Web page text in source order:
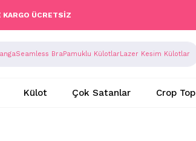
ÜCRETSİZ
Seamless BraPamuklu KülotlarLazer Kesim Külotlar
Külot Çok Satanlar Crop Top